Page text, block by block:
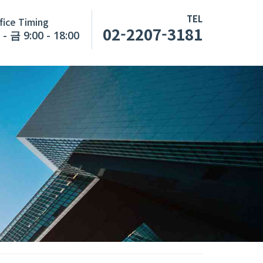
Timing
- 금 9:00 - 18:00
TEL
02-2207-3181